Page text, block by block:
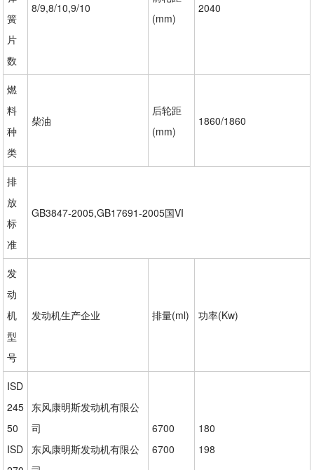
簧
片
数
8/9,8/10,9/10
(mm)
2040
燃
料
种
类
柴油
后轮距
(mm)
1860/1860
排
放
标
准
GB3847-2005,GB17691-2005国VI
发
动
机
型
号
发动机生产企业 排量(ml) 功率(Kw)
ISD
245
50
ISD
东风康明斯发动机有限公
司
东风康明斯发动机有限公
6700
6700
180
198